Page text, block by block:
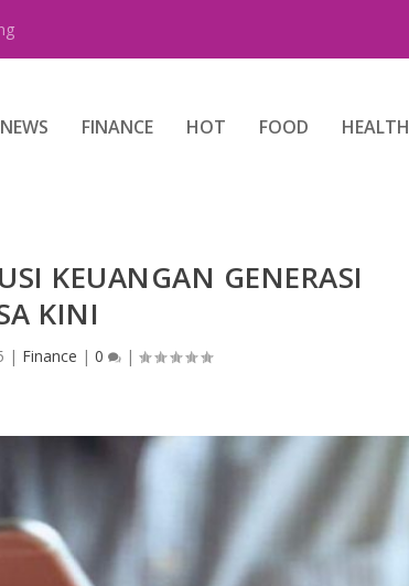
NEWS FINANCE HOT FOOD HEALTH
KEUANGAN GENERASI
KINI
| Finance | 0 |